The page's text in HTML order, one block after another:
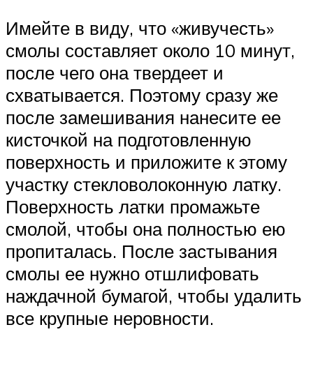
Имейте в виду, что «живучесть»
смолы составляет около 10 минут,
после чего она твердеет и
схватывается. Поэтому сразу же
после замешивания нанесите ее
кисточкой на подготовленную
поверхность и приложите к этому
участку стекловолоконную латку.
Поверхность латки промажьте
смолой, чтобы она полностью ею
пропиталась. После застывания
смолы ее нужно отшлифовать
наждачной бумагой, чтобы удалить
все крупные неровности.